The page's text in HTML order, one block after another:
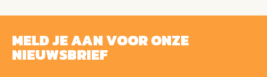
MELD JE AAN VOOR ONZE
NIEUWSBRIEF